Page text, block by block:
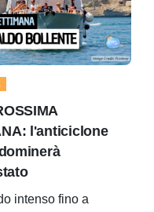
l'anticiclone
intenso fino a